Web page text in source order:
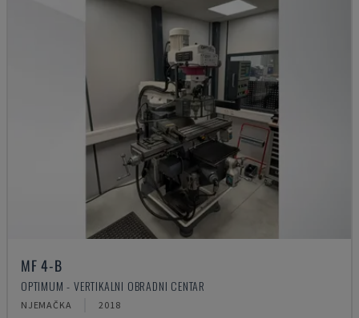
MF 4-B
OPTIMUM - VERTIKALNI OBRADNI CENTAR
NJEMAČKA 2018